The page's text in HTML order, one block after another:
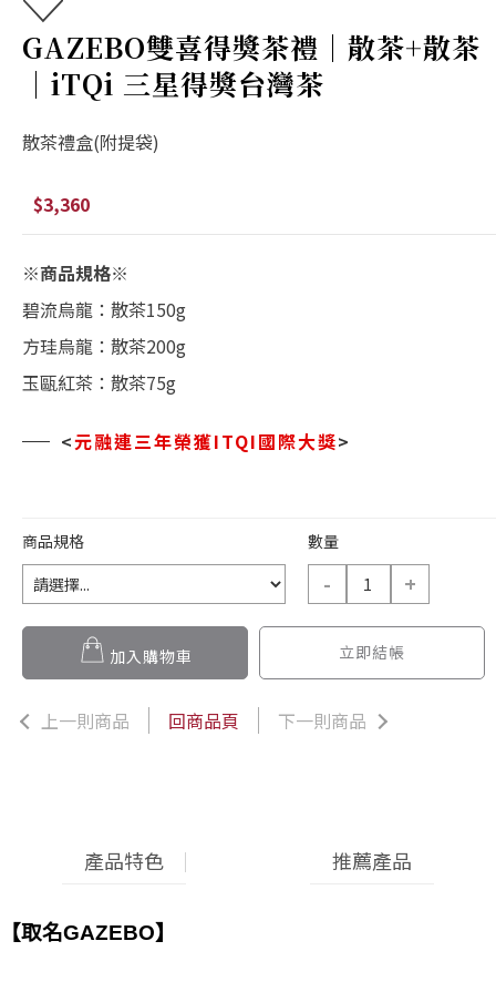
GAZEBO雙喜得獎茶禮｜散茶+散茶
｜iTQi 三星得獎台灣茶
散茶禮盒(附提袋)
$3,360
※商品規格※
碧流烏龍：散茶150g
方珪烏龍：散茶200g
玉甌紅茶：散茶75g
<元融連三年榮獲ITQI國際大獎>
商品規格 數量
- +
加入購物車 立即結帳
上一則商品 回商品頁 下一則商品
產品特色 推薦產品
【取名GAZEBO】